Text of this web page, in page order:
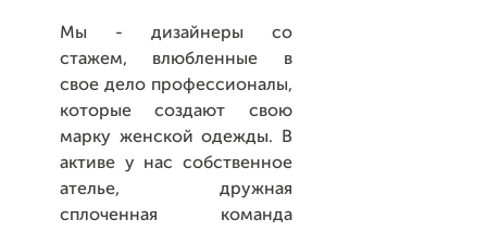
Мы - дизайнеры со
стажем, влюбленные в
свое дело профессионалы,
которые создают свою
марку женской одежды. В
активе у нас собственное
ателье, дружная
сплоченная команда